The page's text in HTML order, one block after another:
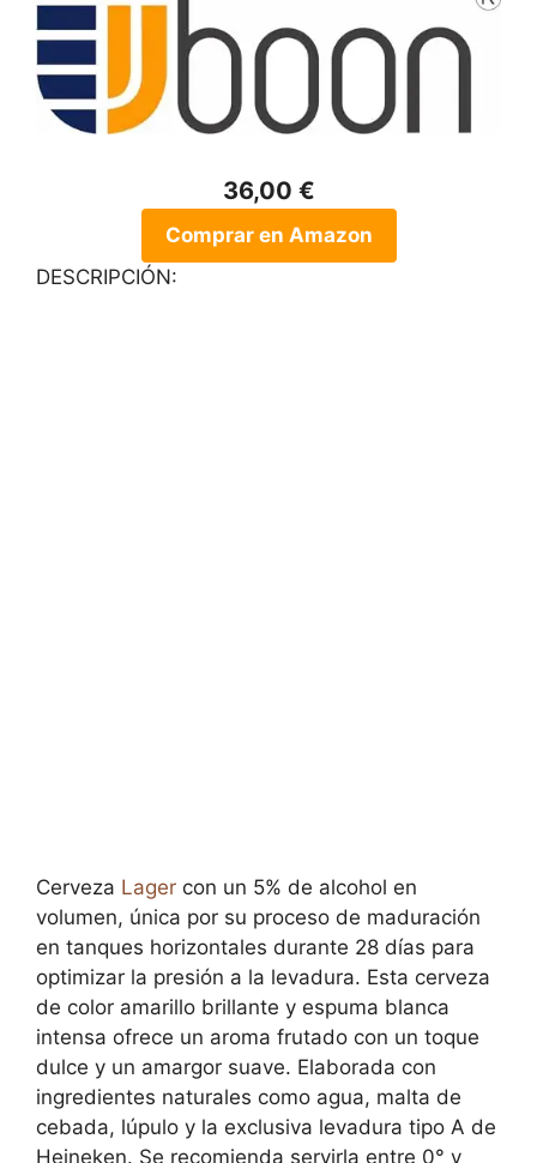
36,00 €
Comprar en Amazon
DESCRIPCIÓN:
Cerveza Lager con un 5% de alcohol en
volumen, única por su proceso de maduración
en tanques horizontales durante 28 días para
optimizar la presión a la levadura. Esta cerveza
de color amarillo brillante y espuma blanca
intensa ofrece un aroma frutado con un toque
dulce y un amargor suave. Elaborada con
ingredientes naturales como agua, malta de
cebada, lúpulo y la exclusiva levadura tipo A de
Heineken. Se recomienda servirla entre 0° y